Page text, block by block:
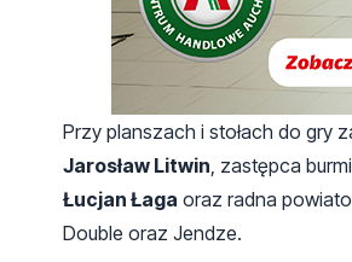
Przy planszach i stołach do gry
Jarosław Litwin , zastępca
Łucjan Łaga oraz radna
Double oraz Jendze.